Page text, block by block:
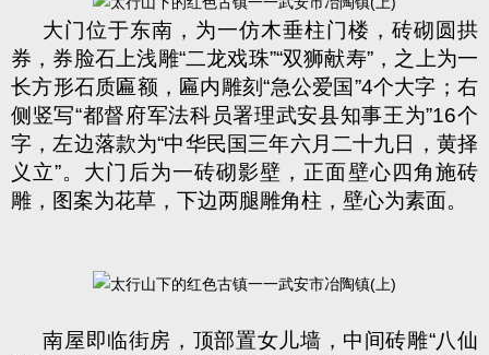
大门位于东南，为一仿木垂柱门楼，砖砌圆拱
券，券脸石上浅雕“二龙戏珠”“双狮献寿”，之上为一
长方形石质匾额，匾内雕刻“急公爱国”4个大字；右
侧竖写“都督府军法科员署理武安县知事王为”16个
字，左边落款为“中华民国三年六月二十九日，黄择
义立”。大门后为一砖砌影壁，正面壁心四角施砖
雕，图案为花草，下边两腿雕角柱，壁心为素面。
南屋即临街房，顶部置女儿墙，中间砖雕“八仙